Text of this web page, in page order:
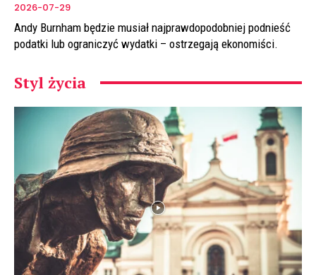
2026-07-29
Andy Burnham będzie musiał najprawdopodobniej podnieść
podatki lub ograniczyć wydatki – ostrzegają ekonomiści.
Styl życia